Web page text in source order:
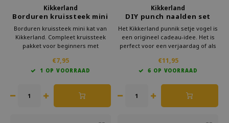
Kikkerland
Borduren kruissteek mini
kat
Borduren kruissteek mini kat van
Kikkerland. Compleet kruissteek
pakket voor beginners met
handwerk cadeau of creatief
project. Bestel nu bij Kado in Huis
€7,95
1 OP VOORRAAD
Kikkerland
DIY punch naalden set
vogel
Het Kikkerland punnik setje vogel is
een origineel cadeau-idee. Het is
perfect voor een verjaardag of als
verpakt en klaar om te geven.
Met Kikkerland haal je kwaliteit en
€11,95
6 OP VOORRAAD